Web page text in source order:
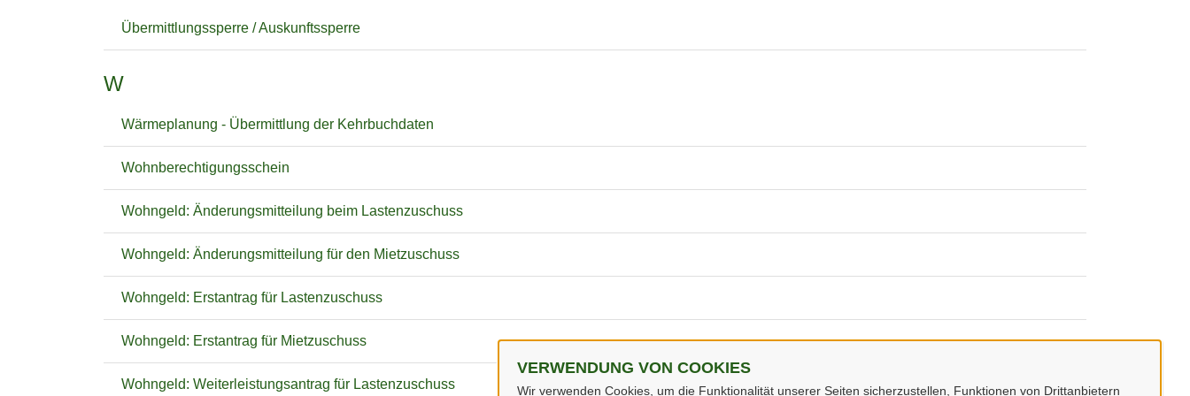
VERWENDUNG VON COOKIES
Wir verwenden Cookies, um die Funktionalität unserer Seiten sicherzustellen, Funktionen von Drittanbietern
Übermittlungssperre / Auskunftssperre
W
Wärmeplanung - Übermittlung der Kehrbuchdaten
Wohnberechtigungsschein
Wohngeld: Änderungsmitteilung beim Lastenzuschuss
Wohngeld: Änderungsmitteilung für den Mietzuschuss
Wohngeld: Erstantrag für Lastenzuschuss
Wohngeld: Erstantrag für Mietzuschuss
Wohngeld: Weiterleistungsantrag für Lastenzuschuss